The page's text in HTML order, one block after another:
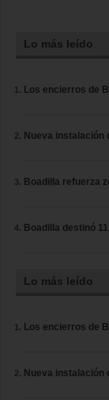
Lo más leído
Los encierros de
Nueva instalación
Boadilla refuerza
Boadilla destinó
Lo más leído
Los encierros de
Nueva instalación